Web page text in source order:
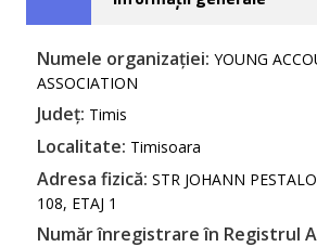
Numele organizației: YOUNG
ASSOCIATION
Județ: Timis
Localitate: Timisoara
Adresa fizică: STR JOHANN
108, ETAJ 1
Număr înregistrare în Registrul